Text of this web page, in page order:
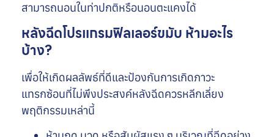
สามารถนอนในท่าปกติหรือนอนตะแคงได้
หลังฉีดโปรแกรมฟิลเลอร์ขมับ ห้ามอะไร
บ้าง?
เพื่อให้เกิดผลลัพธ์ที่ดีและป้องกันการเกิดภาวะ
แทรกซ้อนที่ไม่พึงประสงค์หลังฉีดควรหลีกเลี่ยง
พฤติกรรมเหล่านี้